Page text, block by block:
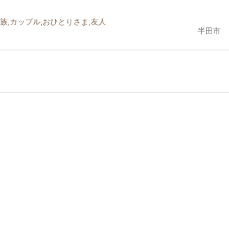
半田市
,カップル,おひとりさま,友人